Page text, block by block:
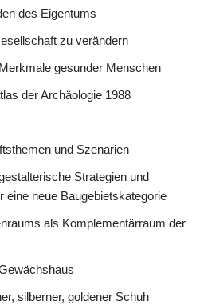
des Eigentums
zu verändern
gesunder Menschen
der Archäologie 1988
und Szenarien
Strategien und
eine neue Baugebietskategorie
als Komplementärraum der
silberner, goldener Schuh